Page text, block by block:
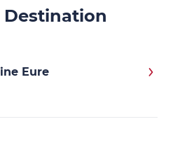
Destination
Eure